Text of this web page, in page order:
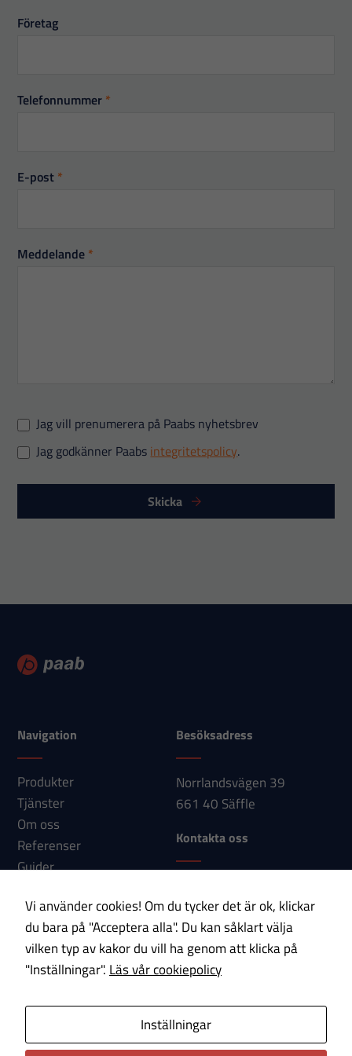
Företag
Telefonnummer *
E-post *
Meddelande *
Jag vill prenumerera på Paabs nyhetsbrev
Jag godkänner Paabs integritetspolicy.
Skicka
Navigation
Produkter
Tjänster
Om oss
Referenser
Guider
Kontakt
Besöksadress
Norrlandsvägen 39
661 40 Säffle
Kontakta oss
E-post:
info@paab.com
Prenumerera på vårt nyhetsbrev!
Vi använder cookies! Om du tycker det är ok, klickar
du bara på "Acceptera alla". Du kan såklart välja
vilken typ av kakor du vill ha genom att klicka på
"Inställningar". Läs vår cookiepolicy
Inställningar